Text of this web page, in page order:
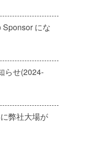
Sponsor にな
らせ(2024-
弊社大場が